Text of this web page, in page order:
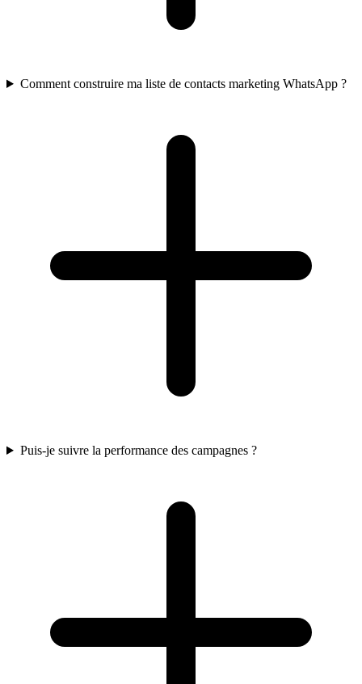
Comment construire ma liste de contacts marketing WhatsApp ?
Puis-je suivre la performance des campagnes ?